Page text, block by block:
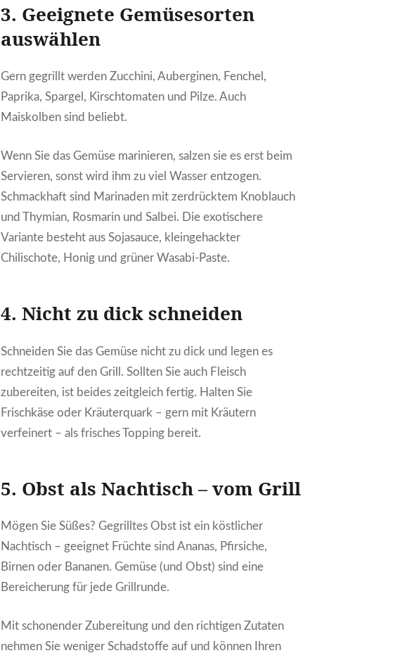
3. Geeignete Gemüsesorten
auswählen
Gern gegrillt werden Zucchini, Auberginen, Fenchel,
Paprika, Spargel, Kirschtomaten und Pilze. Auch
Maiskolben sind beliebt.
Wenn Sie das Gemüse marinieren, salzen sie es erst beim
Servieren, sonst wird ihm zu viel Wasser entzogen.
Schmackhaft sind Marinaden mit zerdrücktem Knoblauch
und Thymian, Rosmarin und Salbei. Die exotischere
Variante besteht aus Sojasauce, kleingehackter
Chilischote, Honig und grüner Wasabi-Paste.
4. Nicht zu dick schneiden
Schneiden Sie das Gemüse nicht zu dick und legen es
rechtzeitig auf den Grill. Sollten Sie auch Fleisch
zubereiten, ist beides zeitgleich fertig. Halten Sie
Frischkäse oder Kräuterquark – gern mit Kräutern
verfeinert – als frisches Topping bereit.
5. Obst als Nachtisch – vom Grill
Mögen Sie Süßes? Gegrilltes Obst ist ein köstlicher
Nachtisch – geeignet Früchte sind Ananas, Pfirsiche,
Birnen oder Bananen. Gemüse (und Obst) sind eine
Bereicherung für jede Grillrunde.
Mit schonender Zubereitung und den richtigen Zutaten
nehmen Sie weniger Schadstoffe auf und können Ihren